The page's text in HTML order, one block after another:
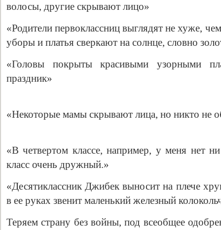
волосы, другие скрывают лицо»
«Родители первоклассниц выглядят не хуже,
уборы и платья сверкают на солнце, словно
«Головы покрыты красивыми узорными
праздник»
«Некоторые мамы скрывают лица, но никто не
«В четвертом классе, например, у меня нет
класс очень дружный.»
«Десятиклассник Джибек выносит на плече
в ее руках звенит маленький железный
Теряем страну без войны, под всеобщее